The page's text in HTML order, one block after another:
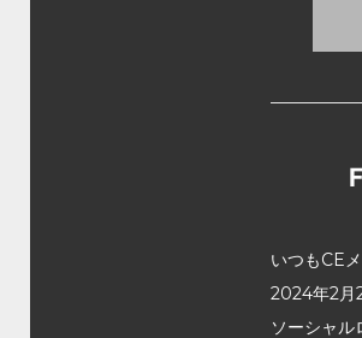
いつもCE
2024年2月
ソーシャ